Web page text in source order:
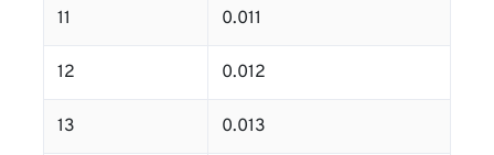
11 0.011
12 0.012
13 0.013